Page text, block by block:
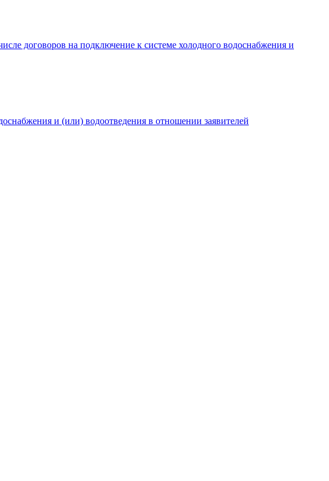
договоров на подключение к системе холодного водоснабжения и
и (или) водоотведения в отношении заявителей